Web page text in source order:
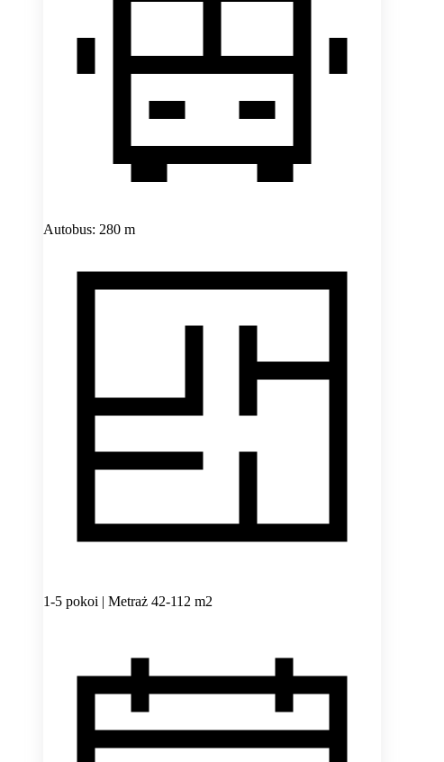
Autobus: 280 m
1-5 pokoi | Metraż 42-112 m2